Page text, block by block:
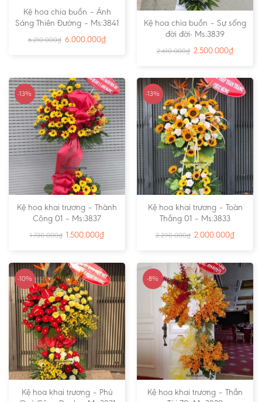
Kệ hoa chia buồn – Ánh
Sáng Thiên Đường – Ms:3841
6.210.000₫ 6.000.000₫
Kệ hoa chia buồn – Sự sống
đời đời- Ms:3839
2.610.000₫ 2.500.000₫
-13%
Kệ hoa khai trương – Thành
Công 01 – Ms:3837
1.730.000₫ 1.500.000₫
-13%
Kệ hoa khai trương – Toàn
Thắng 01 – Ms:3833
2.290.000₫ 2.000.000₫
-10%
Kệ hoa khai trương – Phú
-8%
Kệ hoa khai trương – Thần